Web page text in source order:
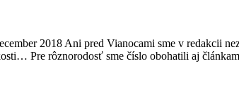
2018 Ani pred Vianocami sme v redakcii
Pre rôznorodosť sme číslo obohatili aj